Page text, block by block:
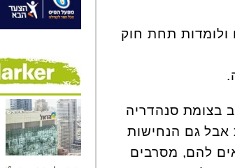
ולומדות תחת חוק
בצומת סנהדריה
אבל גם הנחישות
להם, מסרבים